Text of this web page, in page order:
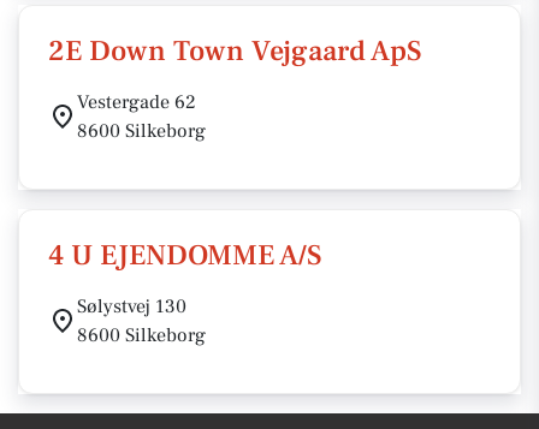
2E Down Town Vejgaard ApS
Vestergade 62
8600 Silkeborg
4 U EJENDOMME A/S
Sølystvej 130
8600 Silkeborg